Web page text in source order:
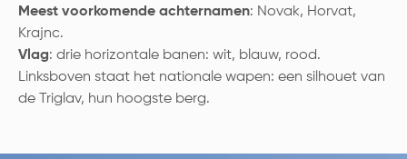
Meest voorkomende achternamen: Novak, Horvat,
Krajnc.
Vlag: drie horizontale banen: wit, blauw, rood.
Linksboven staat het nationale wapen: een silhouet van
de Triglav, hun hoogste berg.